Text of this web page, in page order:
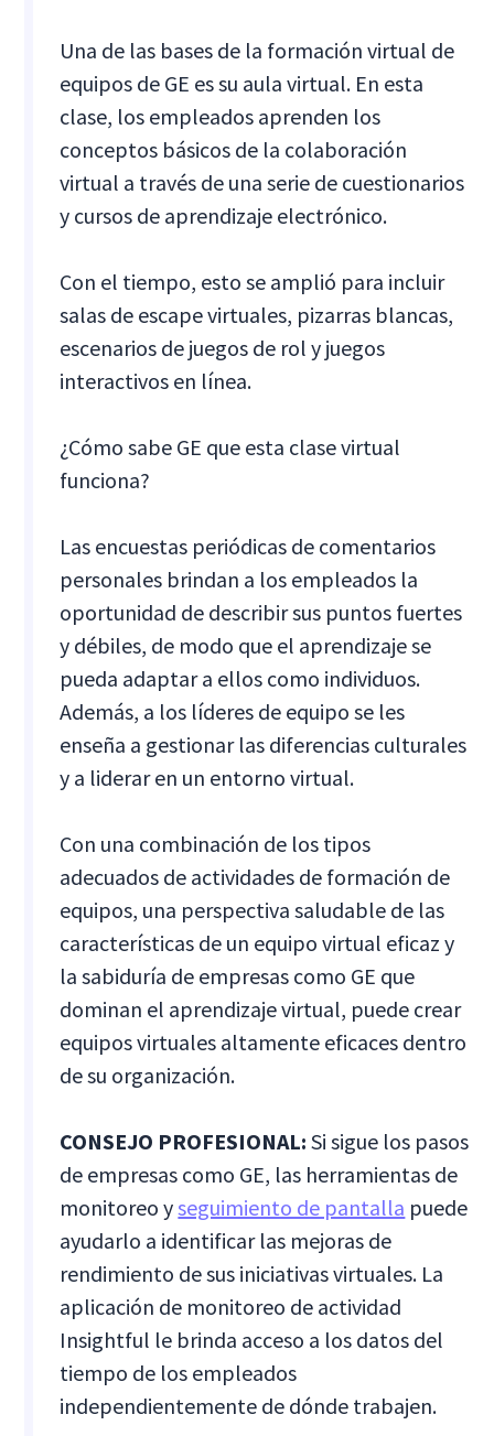
Una de las bases de la formación virtual de
equipos de GE es su aula virtual. En esta
clase, los empleados aprenden los
conceptos básicos de la colaboración
virtual a través de una serie de cuestionarios
y cursos de aprendizaje electrónico.
Con el tiempo, esto se amplió para incluir
salas de escape virtuales, pizarras blancas,
escenarios de juegos de rol y juegos
interactivos en línea.
¿Cómo sabe GE que esta clase virtual
funciona?
Las encuestas periódicas de comentarios
personales brindan a los empleados la
oportunidad de describir sus puntos fuertes
y débiles, de modo que el aprendizaje se
pueda adaptar a ellos como individuos.
Además, a los líderes de equipo se les
enseña a gestionar las diferencias culturales
y a liderar en un entorno virtual.
Con una combinación de los tipos
adecuados de actividades de formación de
equipos, una perspectiva saludable de las
características de un equipo virtual eficaz y
la sabiduría de empresas como GE que
dominan el aprendizaje virtual, puede crear
equipos virtuales altamente eficaces dentro
de su organización.
CONSEJO PROFESIONAL:Si sigue los pasos
de empresas como GE, las herramientas de
monitoreo yseguimiento de pantalla puede
ayudarlo a identificar las mejoras de
rendimiento de sus iniciativas virtuales. La
aplicación de monitoreo de actividad
Insightful le brinda acceso a los datos del
tiempo de los empleados
independientemente de dónde trabajen.